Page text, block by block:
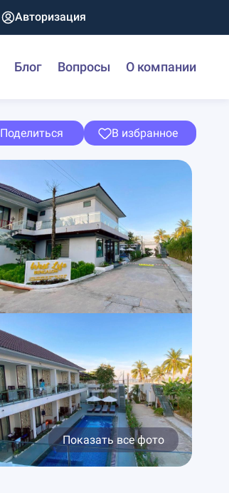
Авторизация
Блог Вопросы О компании
Поделиться В избранное
Показать все фото